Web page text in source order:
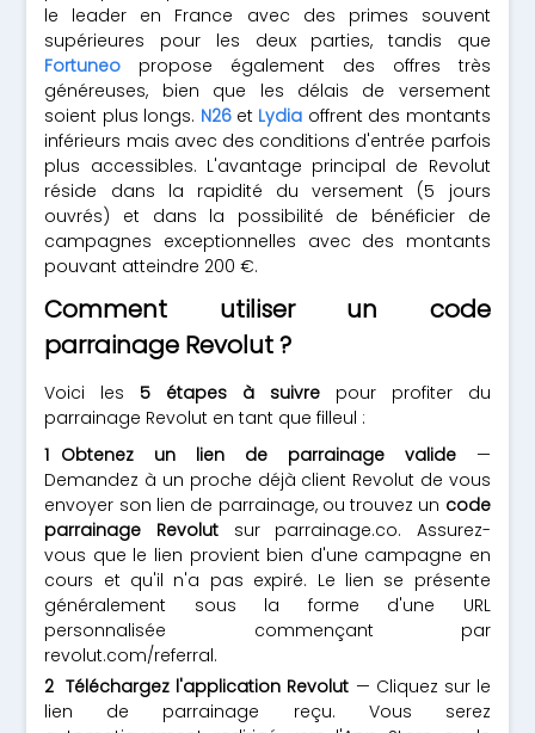
le leader en France avec des primes souvent
supérieures pour les deux parties, tandis que
Fortuneo propose également des offres très
généreuses, bien que les délais de versement
soient plus longs. N26et Lydia offrent des montants
inférieurs mais avec des conditions d'entrée parfois
plus accessibles. L'avantage principal de Revolut
réside dans la rapidité du versement (5 jours
ouvrés) et dans la possibilité de bénéficier de
campagnes exceptionnelles avec des montants
pouvant atteindre 200 €.
Comment utiliser un code
parrainage Revolut ?
Voici les 5 étapes à suivrepour profiter du
parrainage Revolut en tant que filleul :
Obtenez un lien de parrainage valide—
Demandez à un proche déjà client Revolut de vous
envoyer son lien de parrainage, ou trouvez un code
parrainage Revolutsur parrainage.co. Assurez-
vous que le lien provient bien d'une campagne en
cours et qu'il n'a pas expiré. Le lien se présente
généralement sous la forme d'une URL
personnalisée commençant par
revolut.com/referral.
Téléchargez l'application Revolut — Cliquez sur le
lien de parrainage reçu. Vous serez